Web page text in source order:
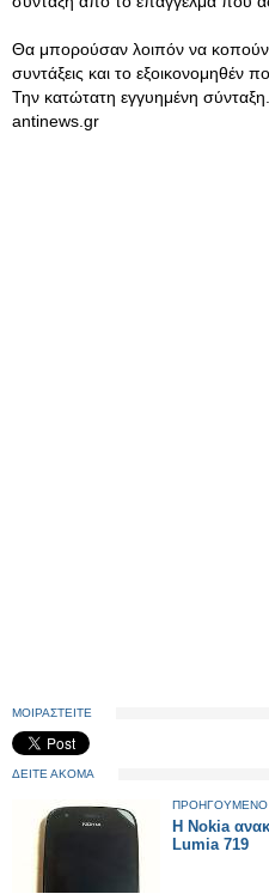
Θα μπορούσαν λοιπόν να κοπούν
συντάξεις και το εξοικονομηθέν
Την κατώτατη εγγυημένη σύνταξη.
antinews.gr
ΜΟΙΡΑΣΤΕΙΤΕ
ΔΕΙΤΕ ΑΚΟΜΑ
Η Nokia
Lumia 719